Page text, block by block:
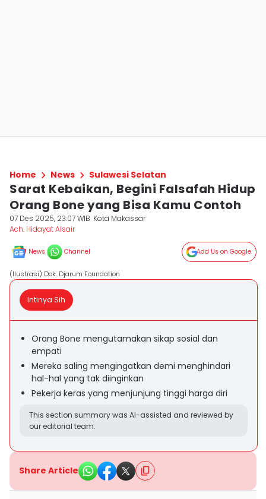
Home News Sulawesi Selatan
Sarat Kebaikan, Begini Falsafah Hidup
Orang Bone yang Bisa Kamu Contoh
07 Des 2025, 23:07 WIB Kota Makassar
Ach. Hidayat Alsair
News Channel Add Us on Google
(Ilustrasi) Dok. Djarum Foundation
Intinya Sih
Orang Bone mengutamakan sikap sosial dan
empati
Mereka saling mengingatkan demi menghindari
hal-hal yang tak diinginkan
Pekerja keras yang menjunjung tinggi harga diri
This section summary was AI-assisted and reviewed by
our editorial team.
Share Article